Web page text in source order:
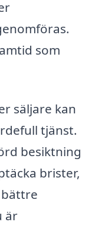
som
säljare kan
tjänst.
besiktning
brister,
är